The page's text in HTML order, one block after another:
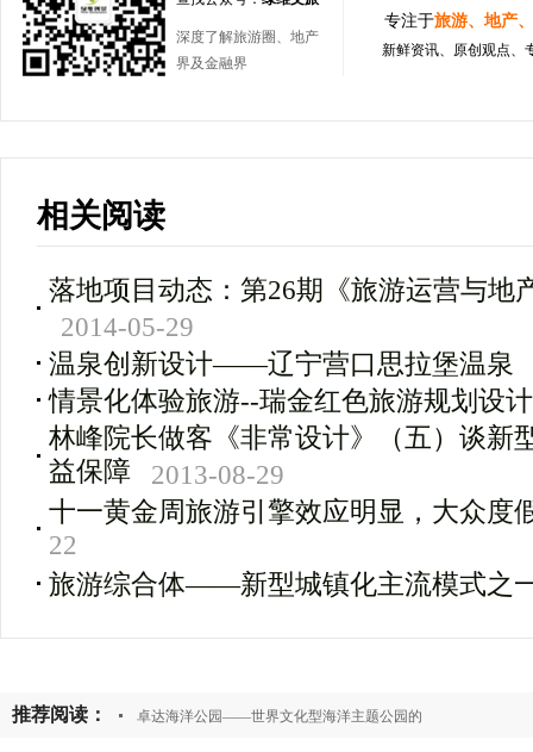
深度了解旅游圈、地产
界及金融界
专注于旅游、地产
新鲜资讯、原创观点、
相关阅读
落地项目动态：第26期《旅游运营与地
2014-05-29
温泉创新设计――辽宁营口思拉堡温泉
情景化体验旅游--瑞金红色旅游规划设
林峰院长做客《非常设计》（五）谈新
益保障
2013-08-29
十一黄金周旅游引擎效应明显，大众度
22
旅游综合体――新型城镇化主流模式之
推荐阅读： 卓达海洋公园——世界文化型海洋主题公园的